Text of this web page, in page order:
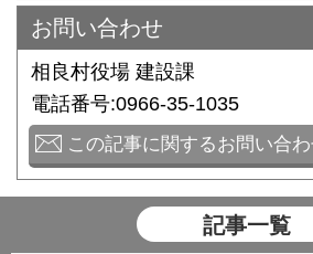
お問い合わせ
相良村役場 建設課
電話番号:0966-35-1035
この記事に関するお問い合
記事一覧